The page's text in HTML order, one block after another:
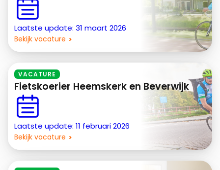
Laatste update: 31 maart 2026
Bekijk vacature
VACATURE
Fietskoerier Heemskerk en Beverwijk
Laatste update: 11 februari 2026
Bekijk vacature